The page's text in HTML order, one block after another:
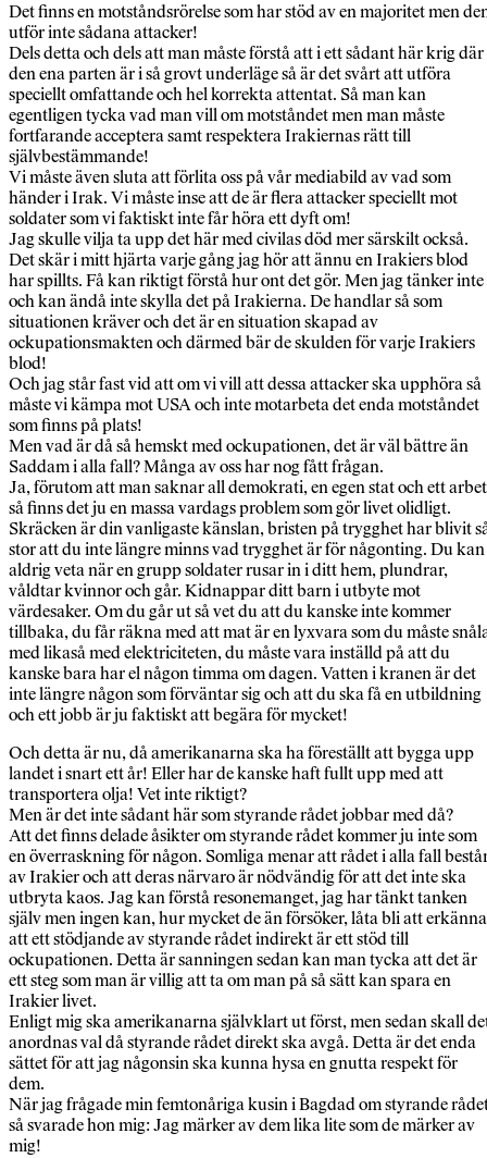
Det finns en motståndsrörelse som har stöd av en majoritet men
utför inte sådana attacker!
Dels detta och dels att man måste förstå att i ett sådant här krig där
den ena parten är i så grovt underläge så är det svårt att utföra
speciellt omfattande och hel korrekta attentat. Så man kan
egentligen tycka vad man vill om motståndet men man måste
fortfarande acceptera samt respektera Irakiernas rätt till
självbestämmande!
Vi måste även sluta att förlita oss på vår mediabild av vad som
händer i Irak. Vi måste inse att de är flera attacker speciellt mot
soldater som vi faktiskt inte får höra ett dyft om!
Jag skulle vilja ta upp det här med civilas död mer särskilt också.
Det skär i mitt hjärta varje gång jag hör att ännu en Irakiers blod
har spillts. Få kan riktigt förstå hur ont det gör. Men jag tänker inte
och kan ändå inte skylla det på Irakierna. De handlar så som
situationen kräver och det är en situation skapad av
ockupationsmakten och därmed bär de skulden för varje Irakiers
blod!
Och jag står fast vid att om vi vill att dessa attacker ska upphöra så
måste vi kämpa mot USA och inte motarbeta det enda motståndet
som finns på plats!
Men vad är då så hemskt med ockupationen, det är väl bättre än
Saddam i alla fall? Många av oss har nog fått frågan.
Ja, förutom att man saknar all demokrati, en egen stat och ett
så finns det ju en massa vardags problem som gör livet olidligt.
Skräcken är din vanligaste känslan, bristen på trygghet har blivit
stor att du inte längre minns vad trygghet är för någonting. Du kan
aldrig veta när en grupp soldater rusar in i ditt hem, plundrar,
våldtar kvinnor och går. Kidnappar ditt barn i utbyte mot
värdesaker. Om du går ut så vet du att du kanske inte kommer
tillbaka, du får räkna med att mat är en lyxvara som du måste
med likaså med elektriciteten, du måste vara inställd på att du
kanske bara har el någon timma om dagen. Vatten i kranen är det
inte längre någon som förväntar sig och att du ska få en utbildning
och ett jobb är ju faktiskt att begära för mycket!
Och detta är nu, då amerikanarna ska ha föreställt att bygga upp
landet i snart ett år! Eller har de kanske haft fullt upp med att
transportera olja! Vet inte riktigt?
Men är det inte sådant här som styrande rådet jobbar med då?
Att det finns delade åsikter om styrande rådet kommer ju inte som
en överraskning för någon. Somliga menar att rådet i alla fall
av Irakier och att deras närvaro är nödvändig för att det inte ska
utbryta kaos. Jag kan förstå resonemanget, jag har tänkt tanken
själv men ingen kan, hur mycket de än försöker, låta bli att erkänna
att ett stödjande av styrande rådet indirekt är ett stöd till
ockupationen. Detta är sanningen sedan kan man tycka att det är
ett steg som man är villig att ta om man på så sätt kan spara en
Irakier livet.
Enligt mig ska amerikanarna självklart ut först, men sedan skall
anordnas val då styrande rådet direkt ska avgå. Detta är det enda
sättet för att jag någonsin ska kunna hysa en gnutta respekt för
dem.
När jag frågade min femtonåriga kusin i Bagdad om styrande
så svarade hon mig: Jag märker av dem lika lite som de märker av
mig!